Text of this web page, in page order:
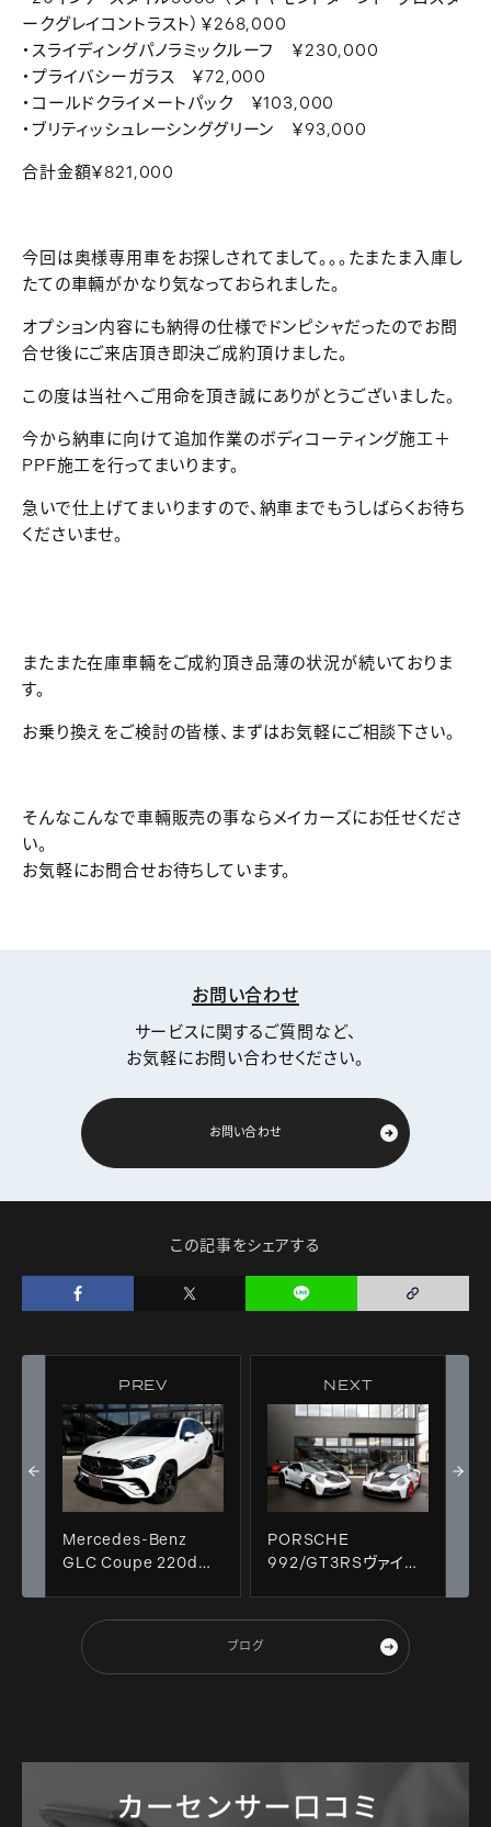
ークグレイコントラスト）￥268,000
・スライディングパノラミックルーフ ￥230,000
・プライバシーガラス ￥72,000
・コールドクライメートパック ￥103,000
・ブリティッシュレーシンググリーン ￥93,000
合計金額￥821,000
今回は奥様専用車をお探しされてまして。。。たまたま入庫し
たての車輛がかなり気なっておられました。
オプション内容にも納得の仕様でドンピシャだったのでお問
合せ後にご来店頂き即決ご成約頂けました。
この度は当社へご用命を頂き誠にありがとうございました。
今から納車に向けて追加作業のボディコーティング施工＋
PPF施工を行ってまいります。
急いで仕上げてまいりますので、納車までもうしばらくお待ち
くださいませ。
またまた在庫車輛をご成約頂き品薄の状況が続いておりま
す。
お乗り換えをご検討の皆様、まずはお気軽にご相談下さい。
そんなこんなで車輛販売の事ならメイカーズにお任せくださ
い。
お気軽にお問合せお待ちしています。
お問い合わせ
サービスに関するご質問など、
お気軽にお問い合わせください。
お問い合わせ
この記事をシェアする
PREV
Mercedes-Benz
GLC Coupe 220d
NEXT
PORSCHE
992/GT3RSヴァイザ
ブログ